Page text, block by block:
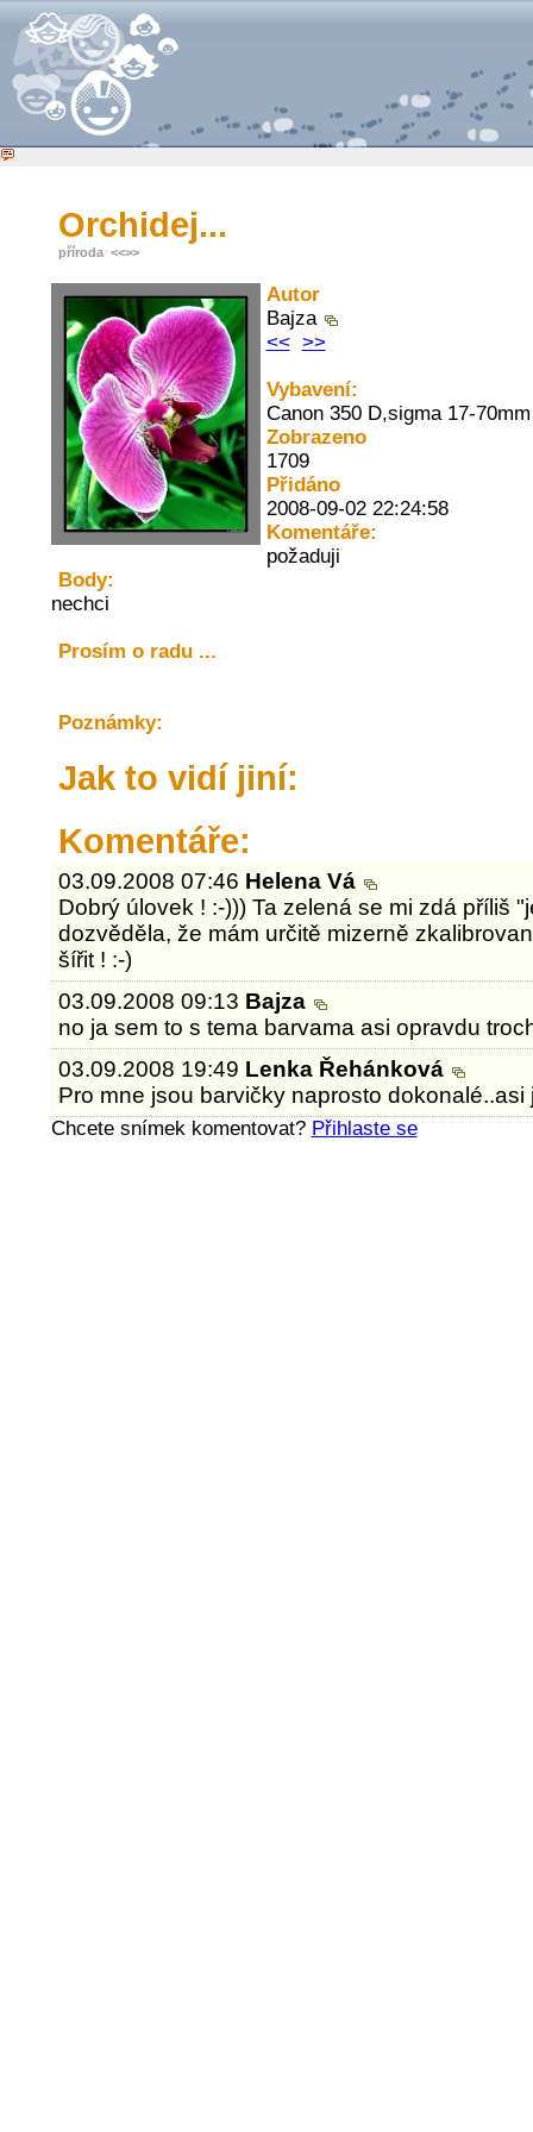
Orchidej...
příroda <<>>
Autor
Bajza
<< >>
Vybavení:
Canon 350 D,sigma 17-
Zobrazeno
1709
Přidáno
2008-09-02 22:24:58
Komentáře:
požaduji
Body:
nechci
Prosím o radu ...
Poznámky:
Jak to vidí jiní:
Komentáře:
03.09.2008 07:46 Helena Vá
Dobrý úlovek ! :-))) Ta zelená se mi zdá příliš
dozvěděla, že mám určitě mizerně
šířit ! :-)
03.09.2008 09:13 Bajza
no ja sem to s tema barvama asi opravdu
03.09.2008 19:49 Lenka Řehánková
Pro mne jsou barvičky naprosto
Chcete snímek komentovat? Přihlaste se